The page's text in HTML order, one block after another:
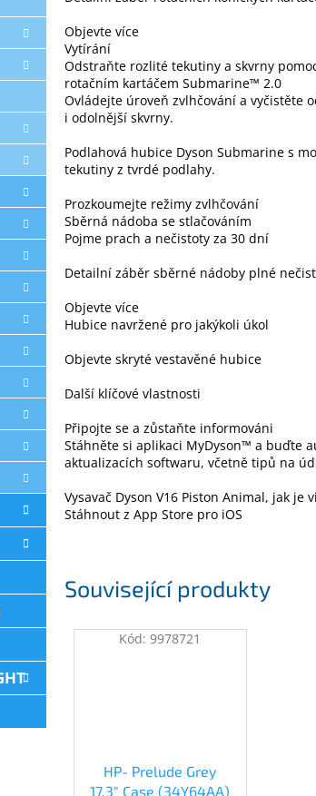
Související produkty
HP- Prelude Grey
17.3" Case (34Y64AA)
Kód:9978721
Objevte více
Vytírání
Odstraňte rozlité tekutiny a skvrny
rotačním kartáčem Submarine™ 2.0
Ovládejte úroveň zvlhčování a vyčistěte
i odolnější skvrny.
Podlahová hubice Dyson Submarine s
tekutiny z tvrdé podlahy.
Prozkoumejte režimy zvlhčování
Sběrná nádoba se stlačováním
Pojme prach a nečistoty za 30 dní
Detailní záběr sběrné nádoby plné
Objevte více
Hubice navržené pro jakýkoli úkol
Objevte skryté vestavěné hubice
Další klíčové vlastnosti
Připojte se a zůstaňte informováni
Stáhněte si aplikaci MyDyson™ a buďte
aktualizacích softwaru, včetně tipů na
Vysavač Dyson V16 Piston Animal, jak je
Stáhnout z App Store pro iOS